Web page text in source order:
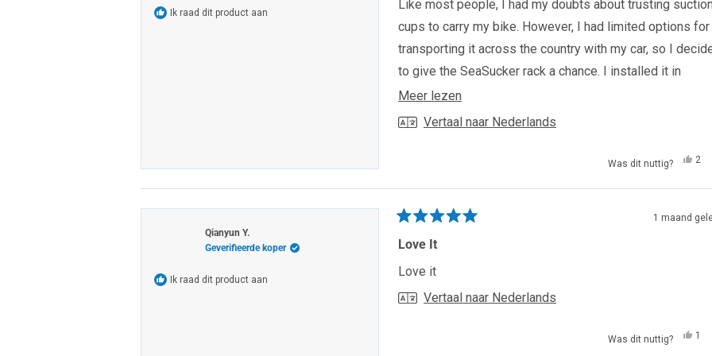
Ik raad dit product aan
de
5
Like most people, I had my doubts about trusting suction
cups to carry my bike. However, I had limited options for
transporting it across the country with my car, so I
to give the SeaSucker rack a chance. I installed it in
California and drove approximately 3,000 miles over six
days. I never saw the orange vacuum indicator once, and
for a large portion of the trip. I had zero issues and was
would absolutely recommend a SeaSucker rack to anyone
considering one. It exceeded my expectations and was
worth the money.
Meer lezen
meer
Vertaal naar Nederlands
Was dit nuttig?
Ja,
van
K.
was
2
ja
Qianyun Y.
Geverifieerde koper
Ik raad dit product aan
met
van
de
5
sterren
1 maand
Love It
Love it
Vertaal naar Nederlands
Was dit nuttig?
Ja,
1